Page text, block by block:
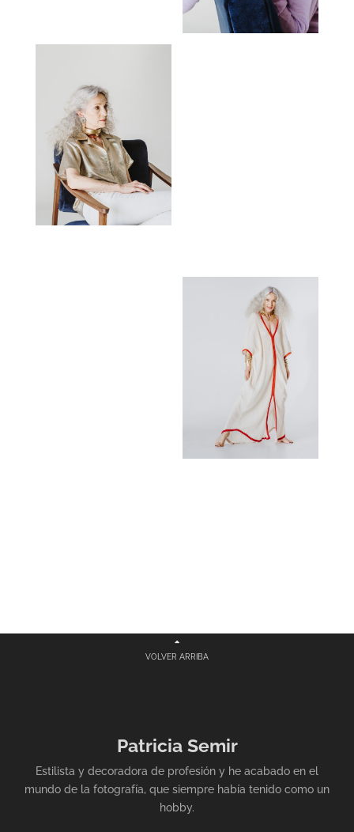
VOLVER ARRIBA
Patricia Semir
Estilista y decoradora de profesión y he acabado en el
mundo de la fotografía, que siempre había tenido como un
hobby.